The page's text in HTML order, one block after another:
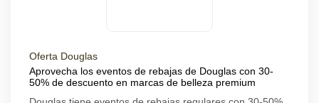
Oferta Douglas
Aprovecha los eventos de rebajas de Douglas con 30-
50% de descuento en marcas de belleza premium